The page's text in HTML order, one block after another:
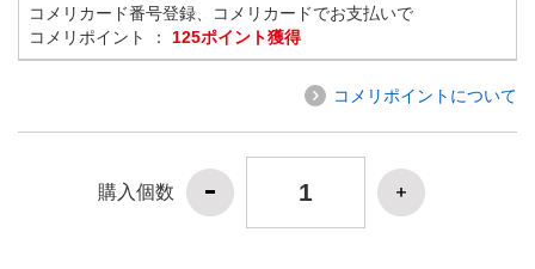
コメリカード番号登録、コメリカードでお支払いで
コメリポイント ： 125ポイント獲得
コメリポイントについて
購入個数